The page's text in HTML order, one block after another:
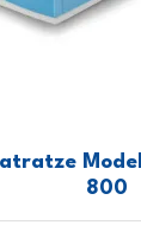
800